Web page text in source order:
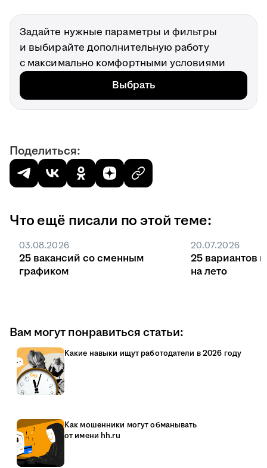
Задайте нужные параметры и фильтры
и выбирайте дополнительную работу
с максимально комфортными условиями
Выбрать
Поделиться:
Что ещё писали по этой теме:
03.08.2026
25 вакансий со сменным
графиком
20.07.2026
25 вариантов
на лето
Вам могут понравиться статьи:
Какие навыки ищут работодатели в 2026 году
Как мошенники могут обманывать
от имени hh.ru